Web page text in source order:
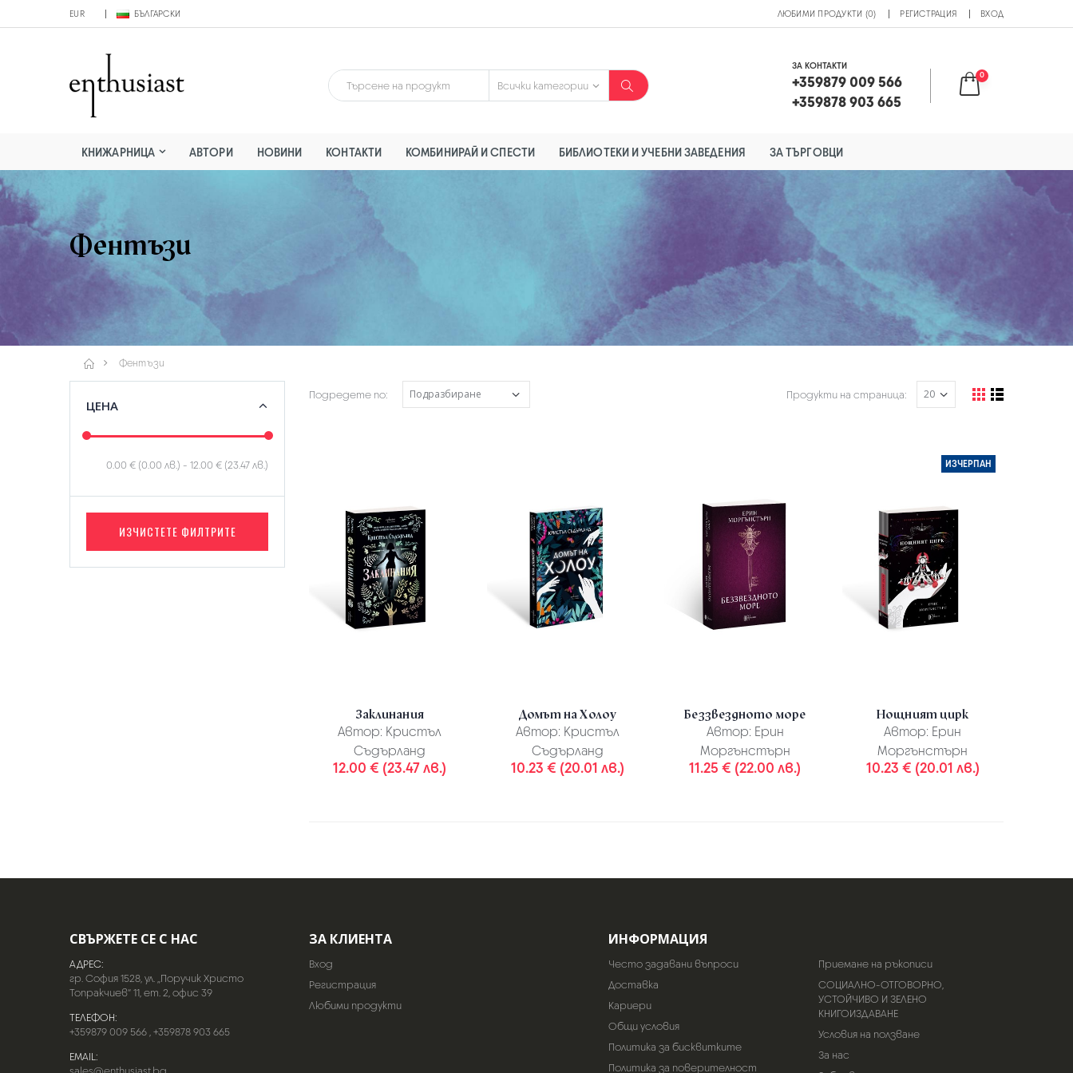
EUR БЪЛГАРСКИ ЛЮБИМИ ПРОДУКТИ (0) РЕГИСТРАЦИЯ ВХОД
ЗА КОНТАКТИ
+359879 009 566
+359878 903 665
0
КНИЖАРНИЦА АВТОРИ НОВИНИ КОНТАКТИ КОМБИНИРАЙ И СПЕСТИ БИБЛИОТЕКИ И УЧЕБНИ ЗАВЕДЕНИЯ ЗА ТЪРГОВЦИ
Фентъзи
Фентъзи
Подредете по: Продукти на страница:
Заклинания
Автор: Кристъл
Съдърланд
12.00 € (23.47 лв.)
Домът на Холоу
Автор: Кристъл
Съдърланд
10.23 € (20.01 лв.)
Беззвездното море
Автор: Ерин
Моргънстърн
11.25 € (22.00 лв.)
ИЗЧЕРПАН
Нощният цирк
Автор: Ерин
Моргънстърн
10.23 € (20.01 лв.)
ЦЕНА
0.00 € (0.00 лв.) - 12.00 € (23.47 лв.)
ИЗЧИСТЕТЕ ФИЛТРИТЕ
СВЪРЖЕТЕ СЕ С НАС
АДРЕС:
гр. София 1528, ул. „Поручик Христо
Топракчиев“ 11, ет. 2, офис 39
ТЕЛЕФОН:
+359879 009 566,+359878 903 665
EMAIL:
ЗА КЛИЕНТА
Вход
Регистрация
Любими продукти
ИНФОРМАЦИЯ
Често задавани въпроси
Доставка
Кариери
Общи условия
Политика за бисквитките
Политика за поверителност
Приемане на ръкописи
СОЦИАЛНО-ОТГОВОРНО,
УСТОЙЧИВО И ЗЕЛЕНО
КНИГОИЗДАВАНЕ
Условия на ползване
За нас